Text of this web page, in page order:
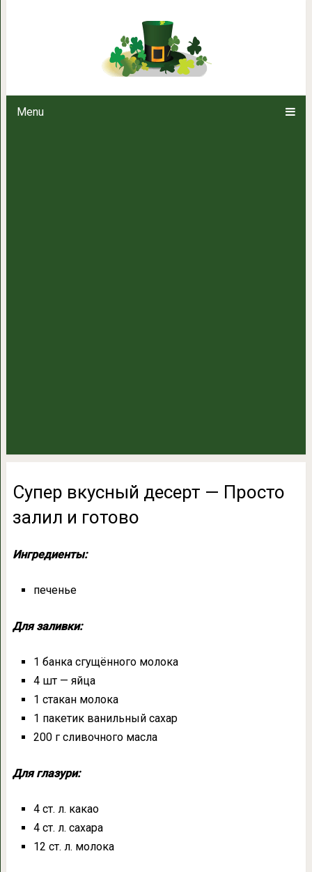
Menu
Супер вкусный десерт —
Супер вкусный десерт — Просто
залил и готово
Ингредиенты:
печенье
Для заливки:
1 банка сгущённого молока
4 шт — яйца
1 стакан молока
1 пакетик ванильный сахар
200 г сливочного масла
Для глазури:
4 ст. л. какао
4 ст. л. сахара
12 ст. л. молока